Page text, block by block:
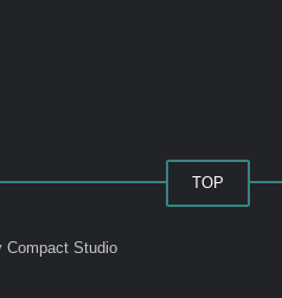
TOP
Compact Studio